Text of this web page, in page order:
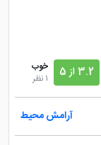
3.2 از 5
خوب
1 نظر
آرامش محیط